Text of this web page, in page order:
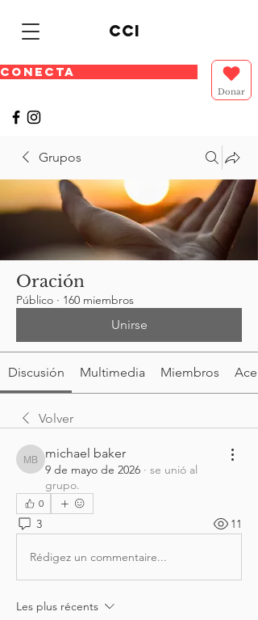
cci
CONECTA
Donar
Grupos
Oración
Público · 160 miembros
Unirse
Discusión Multimedia Miembros
Volver
michael baker
michael baker
9 de mayo de 2026 · se unió al
grupo.
0
3 11
Rédigez un commentaire...
Les plus récents